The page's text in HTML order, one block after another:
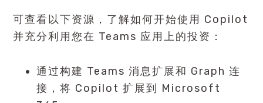
可查看以下资源，了解如何开始使用 Copilot
并充分利用您在 Teams 应用上的投资：
通过构建 Teams 消息扩展和 Graph 连
接，将 Copilot 扩展到 Microsoft